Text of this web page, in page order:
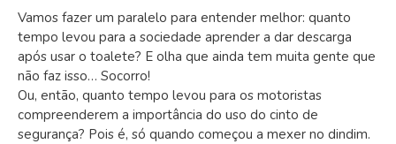
Vamos fazer um paralelo para entender melhor: quanto
tempo levou para a sociedade aprender a dar descarga
após usar o toalete? E olha que ainda tem muita gente que
não faz isso… Socorro!
Ou, então, quanto tempo levou para os motoristas
compreenderem a importância do uso do cinto de
segurança? Pois é, só quando começou a mexer no dindim.